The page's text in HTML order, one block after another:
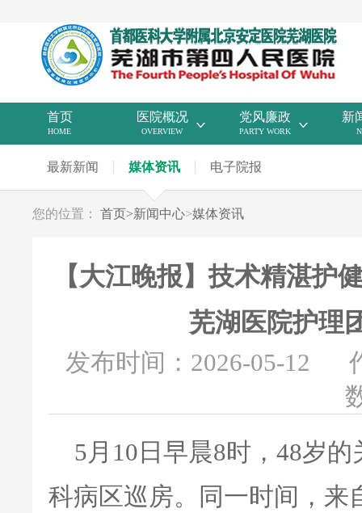
首页
HOME
医院概况
OVERVIEW
党风廉政
PARTY WORK
新
最新新闻 媒体资讯 电子院报
您的位置： 首页>新闻中心>媒体资讯
【大江晚报】技术精湛护
芜湖医院护理
发布时间：2026-05-12
5月10日早晨8时，48岁
科病区巡房。同一时间，来